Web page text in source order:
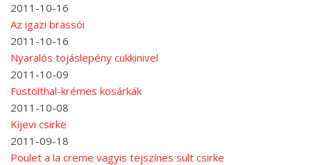
2011-10-16
Az igazi brassói
2011-10-16
Nyaralós tojáslepény cukkinivel
2011-10-09
Füstölthal-krémes kosárkák
2011-10-08
Kijevi csirke
2011-09-18
Poulet a la creme vagyis tejszínes sült csirke